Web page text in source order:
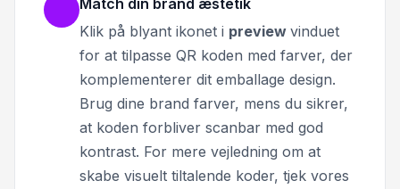
Klik på blyant ikonet i preview vinduet
for at tilpasse QR koden med farver, der
komplementerer dit emballage design.
Brug dine brand farver, mens du sikrer,
at koden forbliver scanbar med god
kontrast. For mere vejledning om at
skabe visuelt tiltalende koder, tjek vores